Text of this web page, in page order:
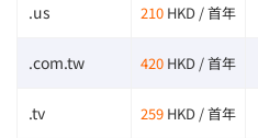
.us 210 HKD / 首年
.com.tw 420 HKD / 首年
.tv 259 HKD / 首年